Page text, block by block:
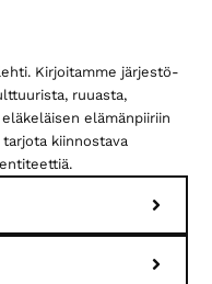
Kirjoitamme järjestö­
ruuasta,
elämän­piiriin
kiinnostava